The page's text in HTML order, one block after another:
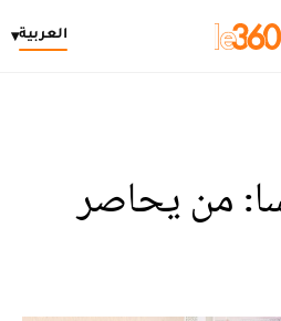
العربية▾
من يحاصر